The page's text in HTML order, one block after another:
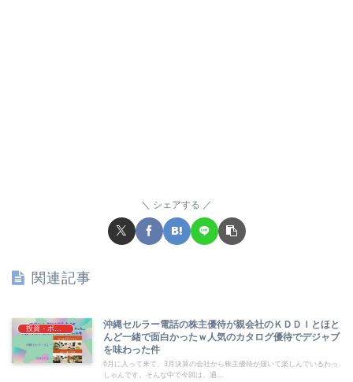
シェアする
関連記事
沖縄セルラー電話の株主優待が親会社のＫＤＤＩとほと
んど一緒で面白かったｗ人気のカタログ優待でデジャブ
を味わった件
6月に入って来て、3月決算の会社から株主優待が届いて楽しんでいるわっ
しゃんです。そんな中で今回は、通...